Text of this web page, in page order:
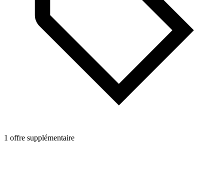
1 offre supplémentaire